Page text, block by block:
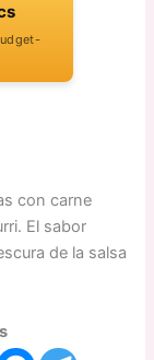
con carne
El sabor
de la salsa